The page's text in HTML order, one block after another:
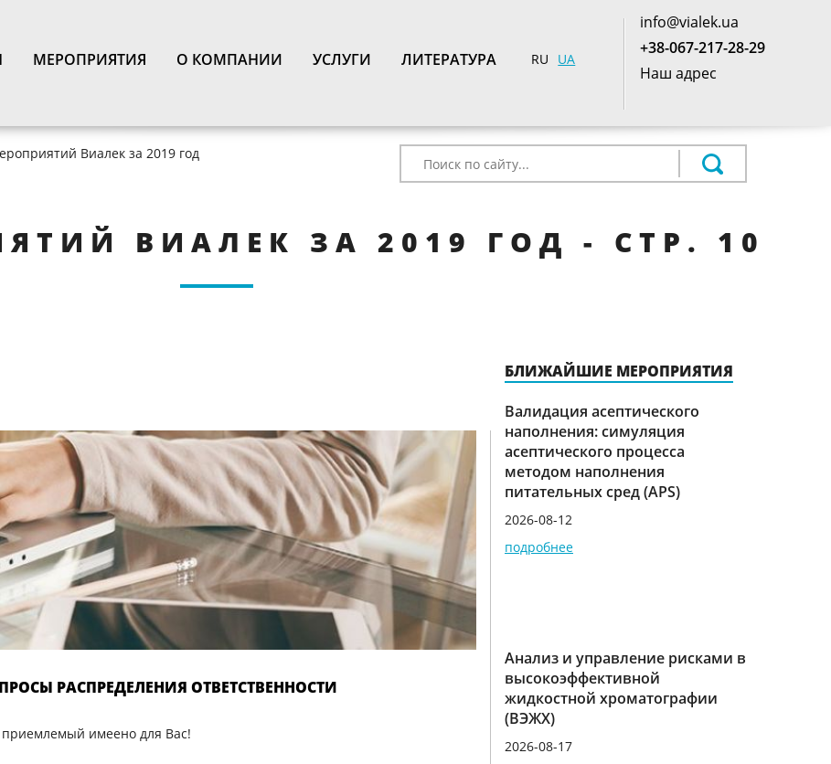
МЕРОПРИЯТИЯ О КОМПАНИИ УСЛУГИ ЛИТЕРАТУРА RU UA
info@vialek.ua
+38-067-217-28-29
Наш адрес
Виалек за 2019 год
ВИАЛЕК ЗА 2019 ГОД - СТР. 10
РАСПРЕДЕЛЕНИЯ ОТВЕТСТВЕННОСТИ
имеено для Вас!
БЛИЖАЙШИЕ МЕРОПРИЯТИЯ
Валидация асептического
наполнения: симуляция
асептического процесса
методом наполнения
питательных сред (APS)
2026-08-12
подробнее
Анализ и управление рисками в
высокоэффективной
жидкостной хроматографии
(ВЭЖХ)
2026-08-17